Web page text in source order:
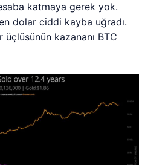
katmaya gerek yok.
dolar ciddi kayba uğradı.
kazananı BTC